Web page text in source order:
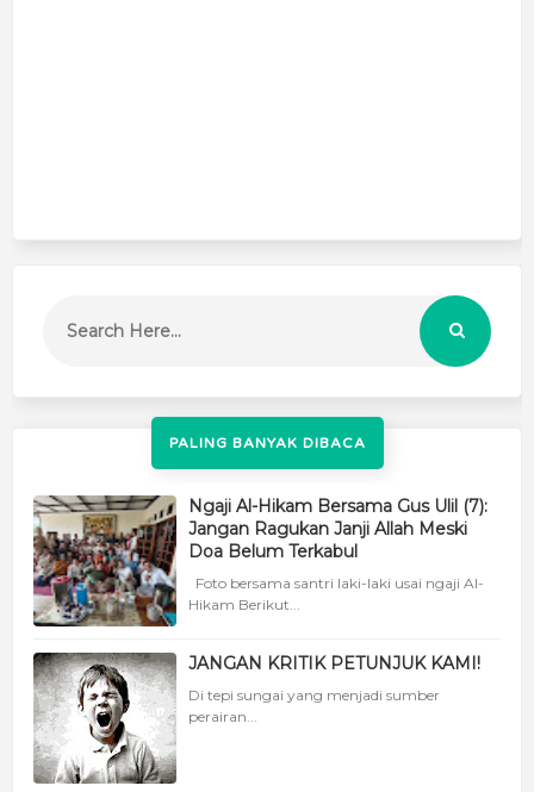
PALING BANYAK DIBACA
Ngaji Al-Hikam Bersama Gus Ulil (7):
Jangan Ragukan Janji Allah Meski
Doa Belum Terkabul
Foto bersama santri laki-laki usai ngaji Al-
Hikam Berikut...
JANGAN KRITIK PETUNJUK KAMI!
Di tepi sungai yang menjadi sumber
perairan...